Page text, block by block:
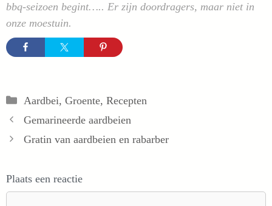
bbq-seizoen begint….. Er zijn doordragers, maar niet in
onze moestuin.
Categorieën
Aardbei, Groente, Recepten
Gemarineerde aardbeien
Gratin van aardbeien en rabarber
Plaats een reactie